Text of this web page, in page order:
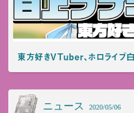
東方好きVTuber、ホロライブ白
ニュース 2020/05/06